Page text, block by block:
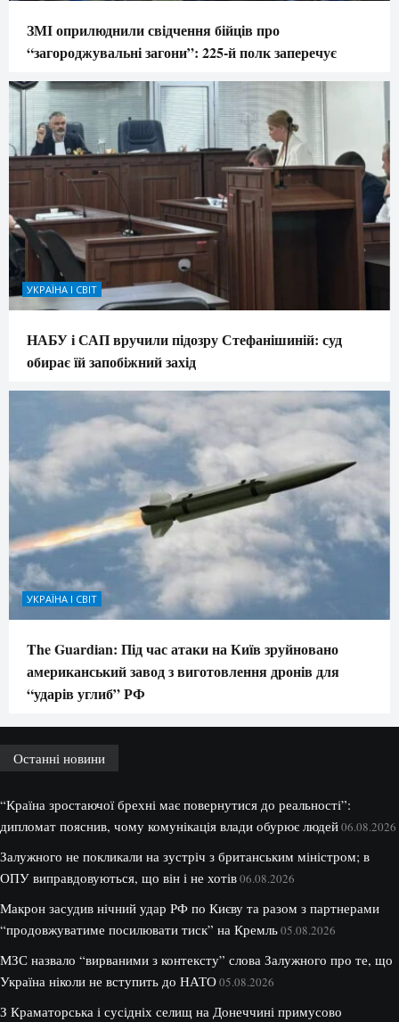
ЗМІ оприлюднили свідчення бійців про
“загороджувальні загони”: 225-й полк заперечує
УКРАЇНА І СВІТ
НАБУ і САП вручили підозру Стефанішиній: суд
обирає їй запобіжний захід
УКРАЇНА І СВІТ
The Guardian: Під час атаки на Київ зруйновано
американський завод з виготовлення дронів для
“ударів углиб” РФ
Останні новини
“Країна зростаючої брехні має повернутися до реальності”:
дипломат пояснив, чому комунікація влади обурює людей06.08.2026
Залужного не покликали на зустріч з британським міністром; в
ОПУ виправдовуються, що він і не хотів06.08.2026
Макрон засудив нічний удар РФ по Києву та разом з партнерами
“продовжуватиме посилювати тиск” на Кремль05.08.2026
МЗС назвало “вирваними з контексту” слова Залужного про те, що
Україна ніколи не вступить до НАТО05.08.2026
З Краматорська і сусідніх селищ на Донеччині примусово